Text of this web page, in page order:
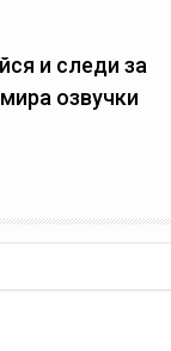
и следи за
озвучки